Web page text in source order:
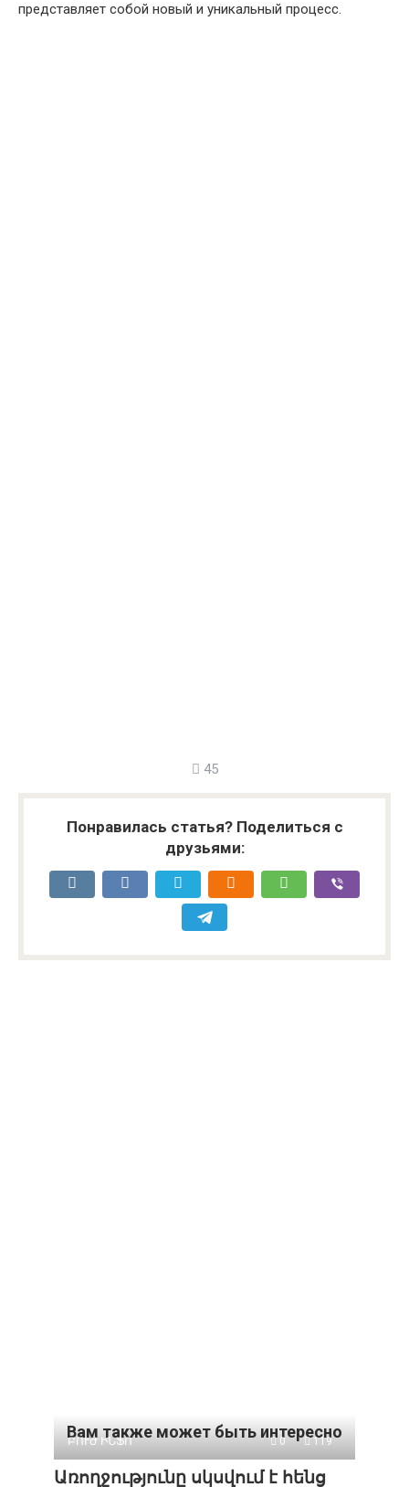
представляет собой новый и уникальный процесс.
45
Понравилась статья? Поделиться с
друзьями:
Вам также может быть интересно
ԲՈՒԺ ԻՆՖՈ 0 119
Առողջությունը սկսվում է հենց